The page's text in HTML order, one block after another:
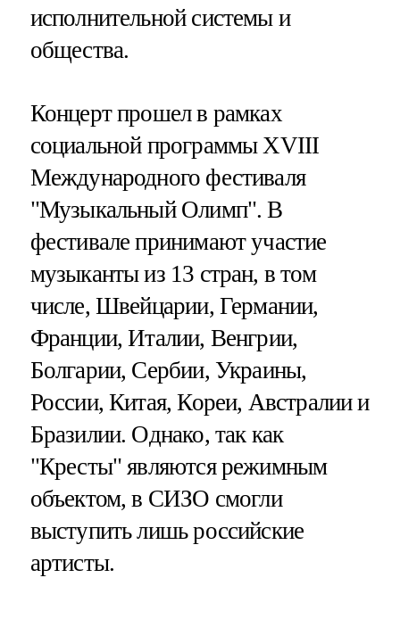
исполнительной системы и
общества.
Концерт прошел в рамках
социальной программы XVIII
Международного фестиваля
"Музыкальный Олимп". В
фестивале принимают участие
музыканты из 13 стран, в том
числе, Швейцарии, Германии,
Франции, Италии, Венгрии,
Болгарии, Сербии, Украины,
России, Китая, Кореи, Австралии и
Бразилии. Однако, так как
"Кресты" являются режимным
объектом, в СИЗО смогли
выступить лишь российские
артисты.